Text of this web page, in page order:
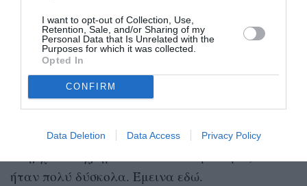
I want to opt-out of Collection, Use,
Retention, Sale, and/or Sharing of my
Personal Data that Is Unrelated with the
Purposes for which it was collected.
Opted In
CONFIRM
Data Deletion Data Access Privacy Policy
Πού σπούδασες τελικά;
Στη Le Monde. Ήθελα να πάω εξωτερικό —
Ελβετία, Gordon Bleu, Παρίσι — αλλά δεν
ήταν πολύ δύσκολα. Έμεινα εδώ.